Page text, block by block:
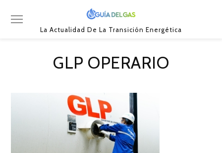
La Actualidad De La Transición Energética
GLP OPERARIO